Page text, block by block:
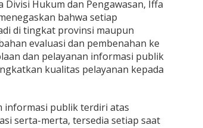
Divisi Hukum dan Pengawasan, Iffa
bahwa setiap
di tingkat provinsi maupun
evaluasi dan pembenahan ke
dan pelayanan informasi publik
kualitas pelayanan kepada
informasi publik terdiri atas
serta-merta, tersedia setiap saat